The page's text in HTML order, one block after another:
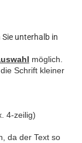
unterhalb in
möglich.
Schrift kleiner
4-zeilig)
da der Text so